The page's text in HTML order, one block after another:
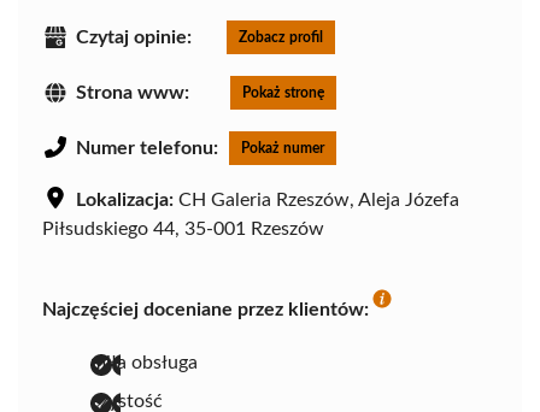
Czytaj opinie: Zobacz profil
Strona www: Pokaż stronę
Numer telefonu: Pokaż numer
Lokalizacja: CH Galeria Rzeszów, Aleja Józefa
Piłsudskiego 44, 35-001 Rzeszów
Najczęściej doceniane przez klientów:
miła obsługa
czystość